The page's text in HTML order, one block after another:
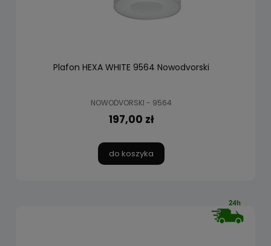
Plafon HEXA WHITE 9564 Nowodvorski
NOWODVORSKI - 9564
197,00 zł
do koszyka